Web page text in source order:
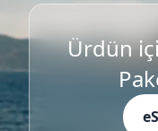
Ürdün